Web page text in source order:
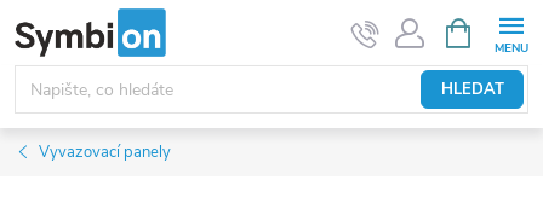
na
obsah
HLEDAT
NÁKUPNÍ
KOŠÍK
Vyvazovací panely